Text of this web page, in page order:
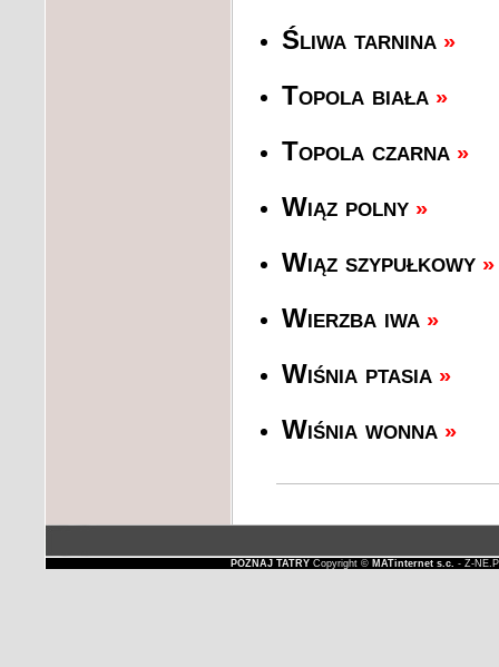
Śliwa tarnina »
Topola biała »
Topola czarna »
Wiąz polny »
Wiąz szypułkowy »
Wierzba iwa »
Wiśnia ptasia »
Wiśnia wonna »
POZNAJ TATRYCopyright © MATinternet s.c. - Z-